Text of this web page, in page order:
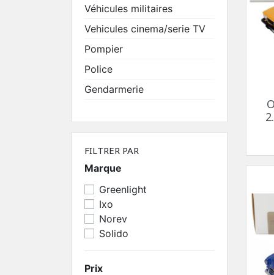
Véhicules militaires
Vehicules cinema/serie TV
Pompier
Police
Gendarmerie
FILTRER PAR
Marque
Greenlight
Ixo
Norev
Solido
Prix